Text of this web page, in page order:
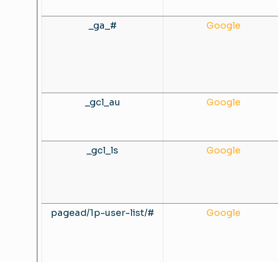
_ga_# Google
_gcl_au Google
_gcl_ls Google
pagead/1p-user-list/# Google